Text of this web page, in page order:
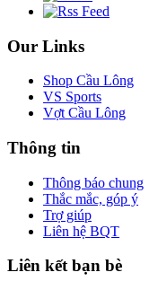
Our Links
Shop Cầu Lông
VS Sports
Vợt Cầu Lông
Thông tin
Thông báo chung
Thắc mắc, góp ý
Trợ giúp
Liên hệ BQT
Liên kết bạn bè